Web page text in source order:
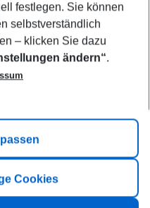
festlegen. Sie können
selbstverständlich
– klicken Sie dazu
ändern“.
Cookies